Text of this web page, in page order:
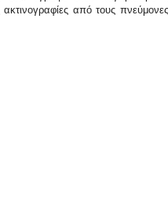
από τους